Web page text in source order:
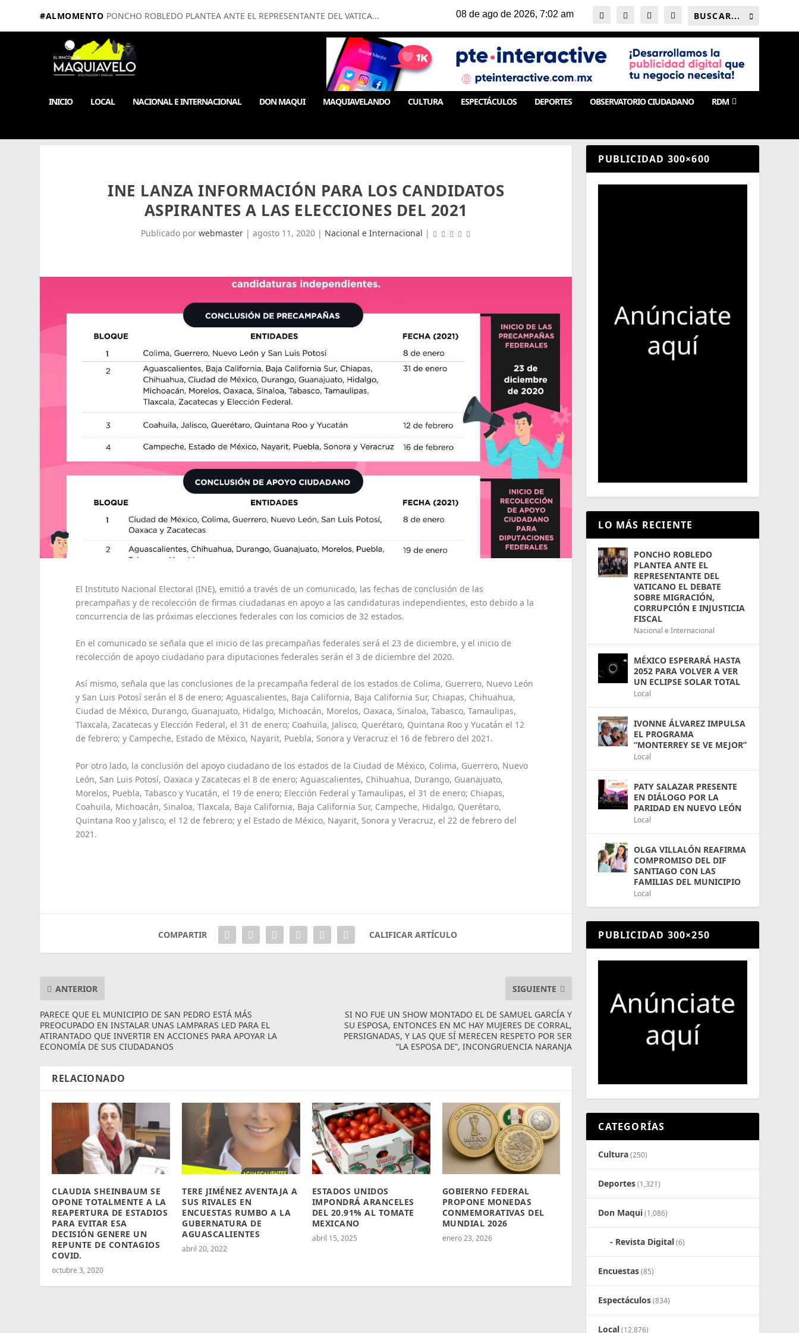
#ALMOMENTO PONCHO ROBLEDO PLANTEA ANTE EL REPRESENTANTE DEL VATICA...
INICIO LOCAL NACIONAL E INTERNACIONAL DON MAQUI MAQUIAVELANDO CULTURA ESPECTÁCULOS DEPORTES OBSERVATORIO CIUDADANO RDM
INE LANZA INFORMACIÓN PARA LOS CANDIDATOS
ASPIRANTES A LAS ELECCIONES DEL 2021
Publicado por webmaster| agosto 11, 2020| Nacional e Internacional |
El Instituto Nacional Electoral (INE), emitió a través de un comunicado, las fechas de conclusión de las
precampañas y de recolección de firmas ciudadanas en apoyo a las candidaturas independientes, esto debido a la
concurrencia de las próximas elecciones federales con los comicios de 32 estados.
En el comunicado se señala que el inicio de las precampañas federales será el 23 de diciembre, y el inicio de
recolección de apoyo ciudadano para diputaciones federales serán el 3 de diciembre del 2020.
Así mismo, señala que las conclusiones de la precampaña federal de los estados de Colima, Guerrero, Nuevo León
y San Luis Potosí serán el 8 de enero; Aguascalientes, Baja California, Baja California Sur, Chiapas, Chihuahua,
Ciudad de México, Durango, Guanajuato, Hidalgo, Michoacán, Morelos, Oaxaca, Sinaloa, Tabasco, Tamaulipas,
Tlaxcala, Zacatecas y Elección Federal, el 31 de enero; Coahuila, Jalisco, Querétaro, Quintana Roo y Yucatán el 12
de febrero; y Campeche, Estado de México, Nayarit, Puebla, Sonora y Veracruz el 16 de febrero del 2021.
Por otro lado, la conclusión del apoyo ciudadano de los estados de la Ciudad de México, Colima, Guerrero, Nuevo
León, San Luis Potosí, Oaxaca y Zacatecas el 8 de enero; Aguascalientes, Chihuahua, Durango, Guanajuato,
Morelos, Puebla, Tabasco y Yucatán, el 19 de enero; Elección Federal y Tamaulipas, el 31 de enero; Chiapas,
Coahuila, Michoacán, Sinaloa, Tlaxcala, Baja California, Baja California Sur, Campeche, Hidalgo, Querétaro,
Quintana Roo y Jalisco, el 12 de febrero; y el Estado de México, Nayarit, Sonora y Veracruz, el 22 de febrero del
2021.
COMPARTIR CALIFICAR ARTÍCULO
ANTERIOR
PARECE QUE EL MUNICIPIO DE SAN PEDRO ESTÁ MÁS
PREOCUPADO EN INSTALAR UNAS LAMPARAS LED PARA EL
ATIRANTADO QUE INVERTIR EN ACCIONES PARA APOYAR LA
ECONOMÍA DE SUS CIUDADANOS
SIGUIENTE
SI NO FUE UN SHOW MONTADO EL DE SAMUEL GARCÍA Y
SU ESPOSA, ENTONCES EN MC HAY MUJERES DE CORRAL,
PERSIGNADAS, Y LAS QUE SÍ MERECEN RESPETO POR SER
“LA ESPOSA DE”, INCONGRUENCIA NARANJA
RELACIONADO
CLAUDIA SHEINBAUM SE
OPONE TOTALMENTE A LA
REAPERTURA DE ESTADIOS
PARA EVITAR ESA
DECISIÓN GENERE UN
REPUNTE DE CONTAGIOS
COVID.
octubre 3, 2020
TERE JIMÉNEZ AVENTAJA A
SUS RIVALES EN
ENCUESTAS RUMBO A LA
GUBERNATURA DE
AGUASCALIENTES
abril 20, 2022
ESTADOS UNIDOS
IMPONDRÁ ARANCELES
DEL 20.91% AL TOMATE
MEXICANO
abril 15, 2025
GOBIERNO FEDERAL
PROPONE MONEDAS
CONMEMORATIVAS DEL
MUNDIAL 2026
enero 23, 2026
PUBLICIDAD 300×600
LO MÁS RECIENTE
PONCHO ROBLEDO
PLANTEA ANTE EL
REPRESENTANTE DEL
VATICANO EL DEBATE
SOBRE MIGRACIÓN,
CORRUPCIÓN E INJUSTICIA
FISCAL
Nacional e Internacional
MÉXICO ESPERARÁ HASTA
2052 PARA VOLVER A VER
UN ECLIPSE SOLAR TOTAL
Local
IVONNE ÁLVAREZ IMPULSA
EL PROGRAMA
“MONTERREY SE VE MEJOR”
Local
PATY SALAZAR PRESENTE
EN DIÁLOGO POR LA
PARIDAD EN NUEVO LEÓN
Local
OLGA VILLALÓN REAFIRMA
COMPROMISO DEL DIF
SANTIAGO CON LAS
FAMILIAS DEL MUNICIPIO
Local
PUBLICIDAD 300×250
CATEGORÍAS
Cultura(250)
Deportes(1,321)
Don Maqui(1,086)
Revista Digital(6)
Encuestas(85)
Espectáculos(834)
Local(12,876)